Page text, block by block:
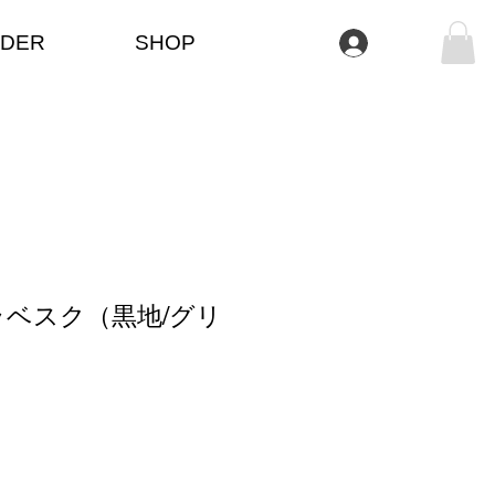
SHOP Iniciar sesión
スク（黒地/グリ